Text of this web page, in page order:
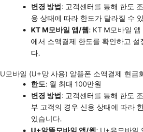
변경 방법: 고객센터를 통해 한도
용 상태에 따라 한도가 달라질 수
KT M모바일 앱/웹: KT M모바일
에서 소액결제 한도를 확인하고 설
다.
U모바일 (U+망 사용) 알뜰폰 소액결제 현금
한도: 월 최대 100만원
변경 방법: 고객센터를 통해 한도
부 고객의 경우 신용 상태에 따라
있습니다.